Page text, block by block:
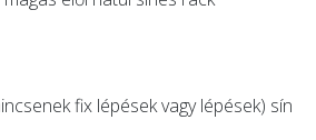
fix lépések vagy lépések) sín